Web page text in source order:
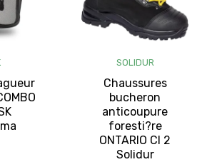
SOLIDUR
Chaussures
bucheron
anticoupure
foresti?re
ONTARIO Cl 2
Solidur